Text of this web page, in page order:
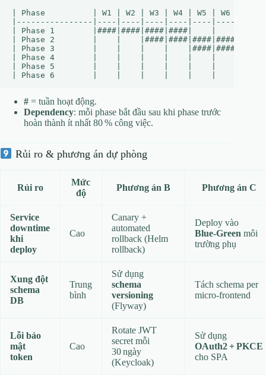
| Phase          | W1 | W2 | W3 | W4 | W5 | W6 | W7 | W8
|----------------|----|----|----|----|----|----
| Phase 1
| Phase 2        |    |
| Phase 3        |    |    |    |
| Phase 4        |    |    |    |    |    |
| Phase 5        |    |    |    |    |    |    |
# = tuần hoạt động.
Dependency: mỗi phase bắt đầu sau khi phase trước
hoàn thành ít nhất 80 % công việc.
Rủi ro & phương án dự phòng
Rủi ro
Mức
độ
Phương án B Phương án C
Service
downtime
khi
deploy
Cao
Canary +
automated
rollback (Helm
rollback)
Deploy vào
Blue‑Green môi
trường phụ
Xung đột
schema
DB
Trung
bình
Sử dụng
schema
versioning
(Flyway)
Tách schema per
micro‑frontend
Lỗi bảo
mật
token
Cao
Rotate JWT
secret mỗi
30 ngày
(Keycloak)
Sử dụng
OAuth2 + PKCE
cho SPA